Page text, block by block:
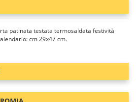
patinata testata termosaldata festività
cm 29x47 cm.